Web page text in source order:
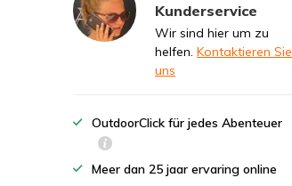
Kunderservice
Wir sind hier um zu
helfen. Kontaktieren Sie
uns
OutdoorClick für jedes Abenteuer
Meer dan 25 jaar ervaring online